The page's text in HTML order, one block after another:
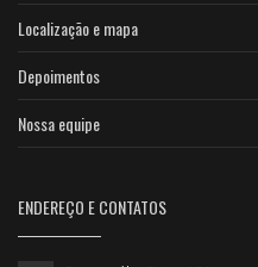
Localização e mapa
Depoimentos
Nossa equipe
ENDEREÇO E CONTATOS